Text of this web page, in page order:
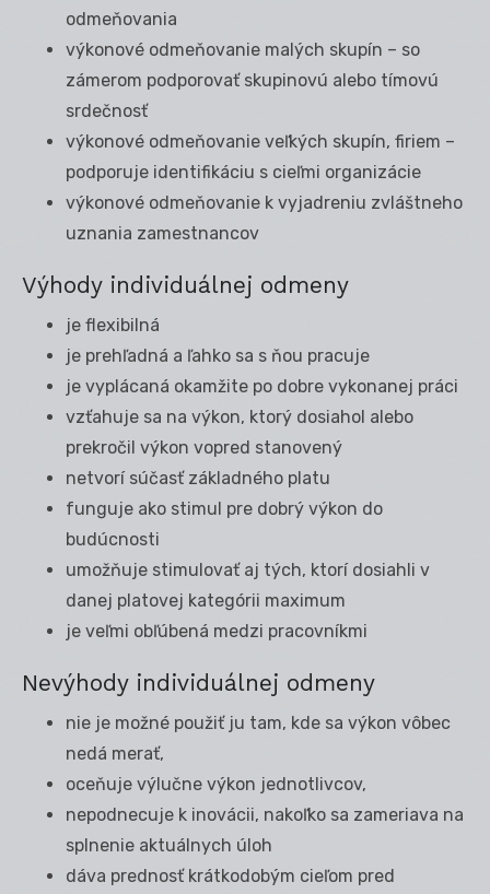
odmeňovania
výkonové odmeňovanie malých skupín – so
zámerom podporovať skupinovú alebo tímovú
srdečnosť
výkonové odmeňovanie veľkých skupín, firiem –
podporuje identifikáciu s cieľmi organizácie
výkonové odmeňovanie k vyjadreniu zvláštneho
uznania zamestnancov
Výhody individuálnej odmeny
je flexibilná
je prehľadná a ľahko sa s ňou pracuje
je vyplácaná okamžite po dobre vykonanej práci
vzťahuje sa na výkon, ktorý dosiahol alebo
prekročil výkon vopred stanovený
netvorí súčasť základného platu
funguje ako stimul pre dobrý výkon do
budúcnosti
umožňuje stimulovať aj tých, ktorí dosiahli v
danej platovej kategórii maximum
je veľmi obľúbená medzi pracovníkmi
Nevýhody individuálnej odmeny
nie je možné použiť ju tam, kde sa výkon vôbec
nedá merať,
oceňuje výlučne výkon jednotlivcov,
nepodnecuje k inovácii, nakoľko sa zameriava na
splnenie aktuálnych úloh
dáva prednosť krátkodobým cieľom pred